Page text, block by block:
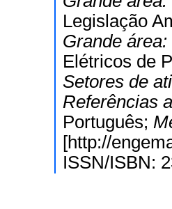
Legislação
Grande área:
Elétricos de
Setores de
Referências
Português;
[http://
ISSN/ISBN: